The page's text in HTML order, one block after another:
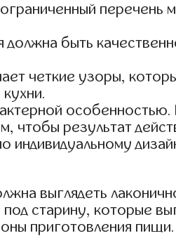
быть
четкие узоры,
чтобы результат
выглядеть
старину, которые
приготовления пищи.